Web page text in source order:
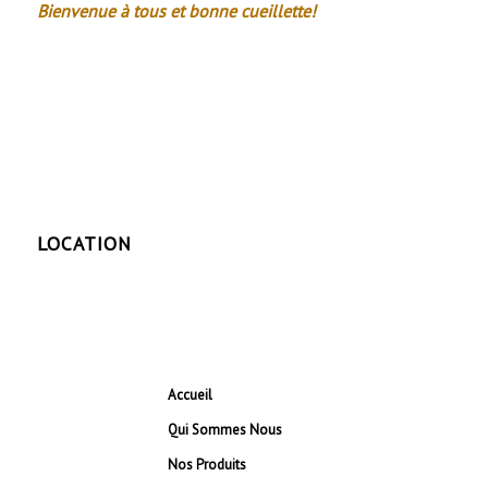
Bienvenue à tous et bonne cueillette!
LOCATION
Accueil
Qui Sommes Nous
Nos Produits